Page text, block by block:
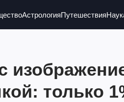
АстрологияПутешествия
только